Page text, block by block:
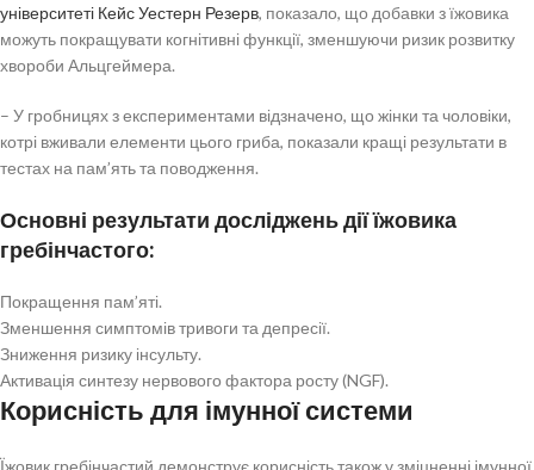
університеті Кейс Уестерн Резерв, показало, що добавки з їжовика
можуть покращувати когнітивні функції, зменшуючи ризик розвитку
хвороби Альцгеймера.
– У гробницях з експериментами відзначено, що жінки та чоловіки,
котрі вживали елементи цього гриба, показали кращі результати в
тестах на пам’ять та поводження.
Основні результати досліджень дії їжовика
гребінчастого:
Покращення пам’яті.
Зменшення симптомів тривоги та депресії.
Зниження ризику інсульту.
Активація синтезу нервового фактора росту (NGF).
Корисність для імунної системи
Їжовик гребінчастий демонструє корисність також у зміцненні імунної